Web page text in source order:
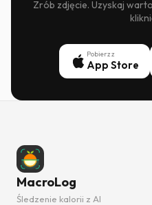
Zrób zdjęcie. Uzyskaj
Pobierz z
App Store
MacroLog
Śledzenie kalorii z AI